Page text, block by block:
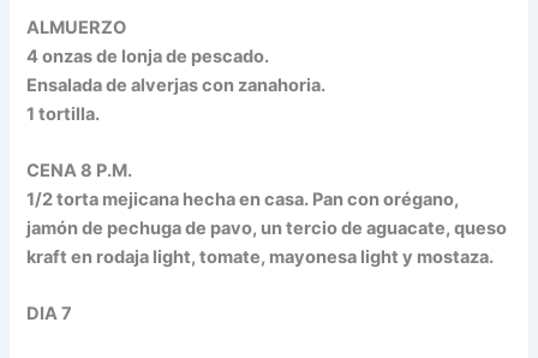
ALMUERZO
4 onzas de lonja de pescado.
Ensalada de alverjas con zanahoria.
1 tortilla.
CENA 8 P.M.
1/2 torta mejicana hecha en casa. Pan con orégano,
jamón de pechuga de pavo, un tercio de aguacate, queso
kraft en rodaja light, tomate, mayonesa light y mostaza.
DIA 7